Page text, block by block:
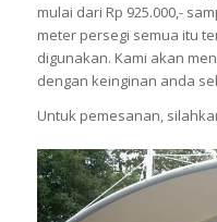
mulai dari Rp 925.000,-
meter persegi semua itu
digunakan. Kami akan
dengan keinginan anda
Untuk pemesanan,